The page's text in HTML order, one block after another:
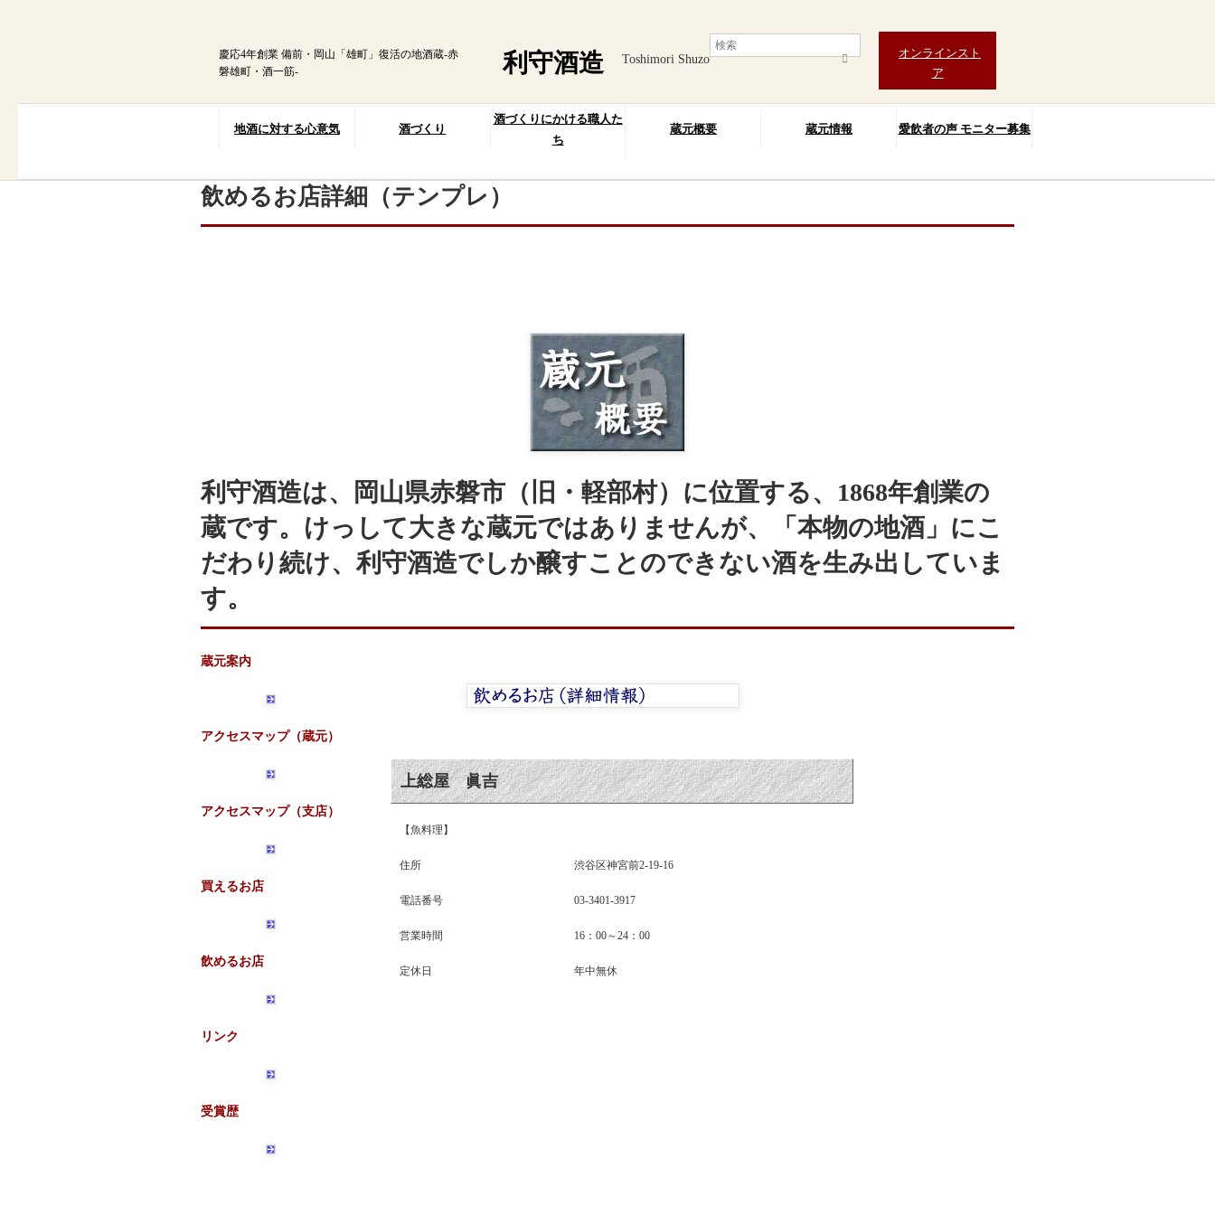
オンラインスト
ア
慶応4年創業 備前・岡山「雄町」復活の地酒蔵-赤
磐雄町・酒一筋-
利守酒造 Toshimori Shuzo
地酒に対する心意気 酒づくり
酒づくりにかける職人た
ち
蔵元概要 蔵元情報 愛飲者の声 モニター募集
飲めるお店詳細（テンプレ）
利守酒造は、岡山県赤磐市（旧・軽部村）に位置する、1868年創業の
蔵です。けっして大きな蔵元ではありませんが、「本物の地酒」にこ
だわり続け、利守酒造でしか醸すことのできない酒を生み出していま
す。
上総屋 眞吉
【魚料理】
住所 渋谷区神宮前2-19-16
電話番号 03-3401-3917
営業時間 16：00～24：00
定休日 年中無休
蔵元案内
アクセスマップ（蔵元）
アクセスマップ（支店）
買えるお店
飲めるお店
リンク
受賞歴